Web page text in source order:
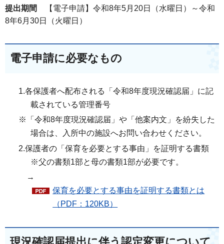
提出期間
【電子申請】令和8年5月20日（水曜日）～令和
8年6月30日（火曜日）
電子申請に必要なもの
1.各保護者へ配布される「令和8年度現況確認届」に記
載されている管理番号
※「令和8年度現況確認届」や「他案内文」を紛失した
場合は、入所中の施設へお問い合わせください。
2.保護者の「保育を必要とする事由」を証明する書類
※父の書類1部と母の書類1部が必要です。
→
保育を必要とする事由を証明する書類とは
（PDF：120KB）